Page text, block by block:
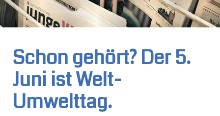
Schon gehört? Der 5.
Juni ist Welt-
Umwelttag.